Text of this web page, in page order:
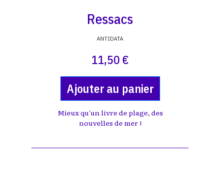
Ressacs
ANTIDATA
11,50 €
Ajouter au panier
Mieux qu'un livre de plage, des
nouvelles de mer !